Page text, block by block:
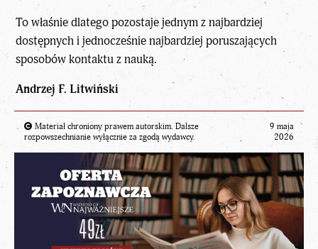
To właśnie dlatego pozostaje jednym z najbardziej
dostępnych i jednocześnie najbardziej poruszających
sposobów kontaktu z nauką.
Andrzej F. Litwiński
Materiał chroniony prawem autorskim. Dalsze
rozpowszechnianie wyłącznie za zgodą wydawcy.
9 maja
2026